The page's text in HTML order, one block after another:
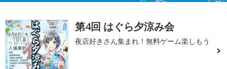
第4回 はぐら夕涼み会
夜店好きさん集まれ！無料ゲーム楽しもう